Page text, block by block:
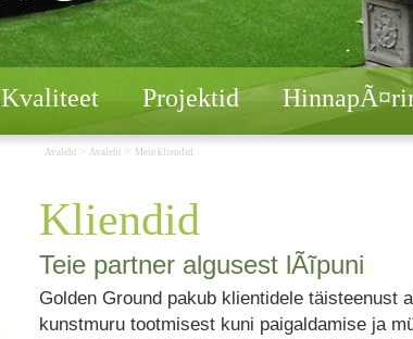
Kvaliteet Projektid
Avaleht > Avaleht > Meie kliendid
Kliendid
Teie partner algusest lÃĩpuni
Golden Ground pakub klientidele täisteenust
kunstmuru tootmisest kuni paigaldamise ja